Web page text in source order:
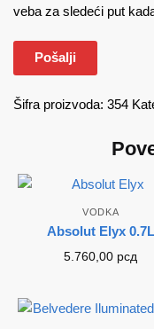
veba za sledeći put
Šifra proizvoda: 354
VODKA
Absolut Elyx 0.7L
5.760,00 рсд